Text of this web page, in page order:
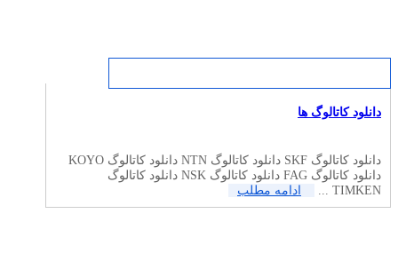
دانلود کاتالوگ ها
دانلود کاتالوگ SKF دانلود کاتالوگ NTN دانلود کاتالوگ KOYO
دانلود کاتالوگ FAG دانلود کاتالوگ NSK دانلود کاتالوگ
TIMKEN ...
ادامه مطلب